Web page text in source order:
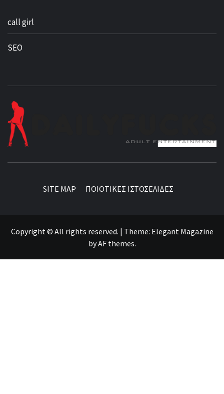
call girl
SEO
SITE MAP ΠΟΙΟΤΙΚΕΣ ΙΣΤΟΣΕΛΙΔΕΣ
Copyright © All rights reserved. | Theme: Elegant Magazine
byAF themes.